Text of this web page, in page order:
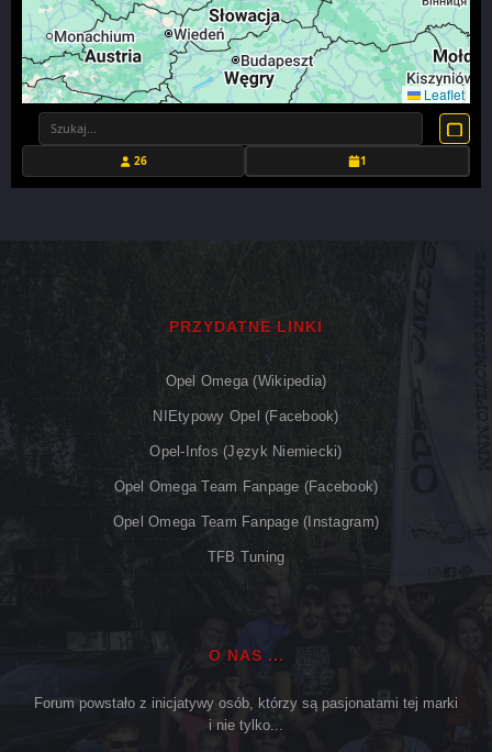
Leaflet
26 1
PRZYDATNE LINKI
Opel Omega (Wikipedia)
NIEtypowy Opel (Facebook)
Opel-Infos (język Niemiecki)
Opel Omega Team Fanpage (Facebook)
Opel Omega Team Fanpage (Instagram)
TFB Tuning
O NAS ...
Forum powstało z inicjatywy osób, którzy są pasjonatami tej marki
i nie tylko...